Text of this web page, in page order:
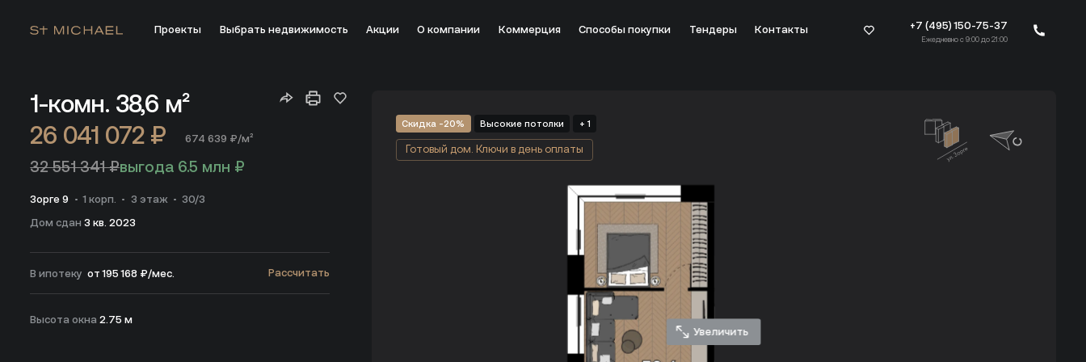
Проекты Выбрать недвижимость Акции О компании Коммерция Способы покупки Тендеры Контакты +7 (495) 150-75-37
Ежедневно с 9:00 до 21:00
1-комн. 38,6 м²
26 041 072 ₽
674 639 ₽/м²
32 551 341 ₽выгода 6.5 млн ₽
Зорге 9 1 корп. 3 этаж
30/3
Дом сдан3 кв. 2023
В ипотеку от 195 168 ₽/мес. Рассчитать
Высота окна2.75 м
Скидка -20% Высокие потолки + 1
Готовый дом. Ключи в день оплаты
Увеличить